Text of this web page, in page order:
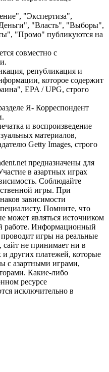
"Экспертиза",
"Власть", "Выборы",
"Промо" публикуются на
совместно с
републикация и
которое содержит
EPA / UPG, строго
Я- Корреспондент
и воспроизведение
материалов,
Getty Images, строго
предназначены для
в азартных играх
Соблюдайте
игры. При
зависимости
Помните, что
может являться источником
работе. Информационный
игры на реальные
сайт не принимает ни в
и других платежей, которые
с азартными играми,
Какие-либо
ресурсе
исключительно в